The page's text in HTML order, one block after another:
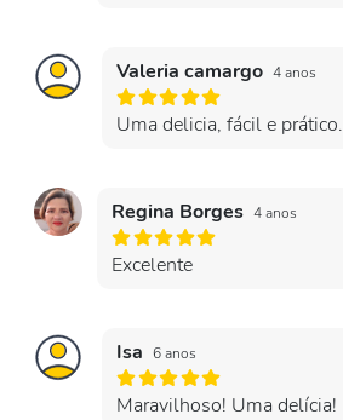
Valeria camargo 4 anos
Uma delicia, fácil e prático.
Regina Borges 4 anos
Excelente
Isa 6 anos
Maravilhoso! Uma delícia!